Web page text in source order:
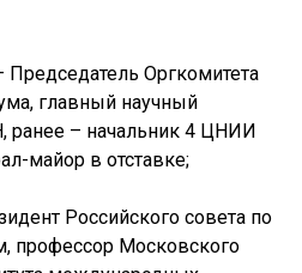
Оргкомитета
главный научный
– начальник 4 ЦНИИ
майор в отставке;
Российского совета по
профессор Московского